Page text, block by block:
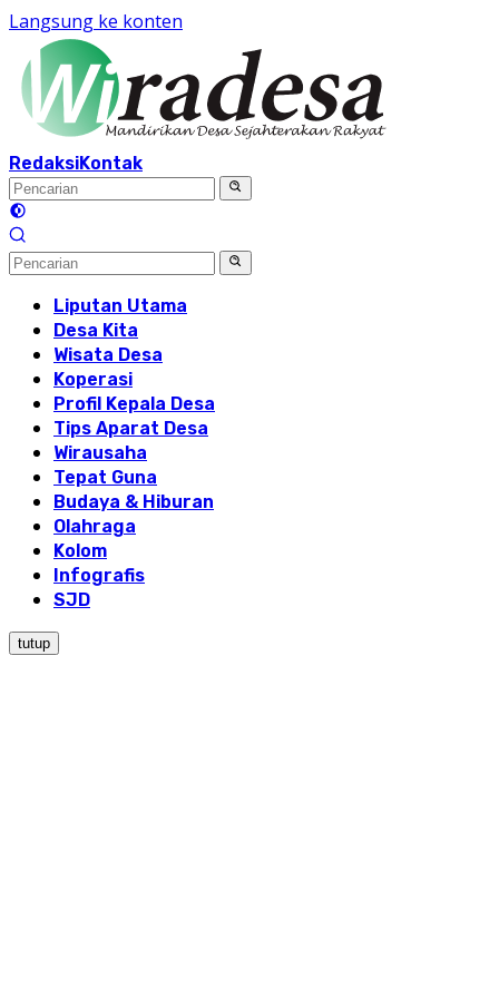
Langsung ke konten
RedaksiKontak
Liputan Utama
Desa Kita
Wisata Desa
Koperasi
Profil Kepala Desa
Tips Aparat Desa
Wirausaha
Tepat Guna
Budaya & Hiburan
Olahraga
Kolom
Infografis
SJD
tutup